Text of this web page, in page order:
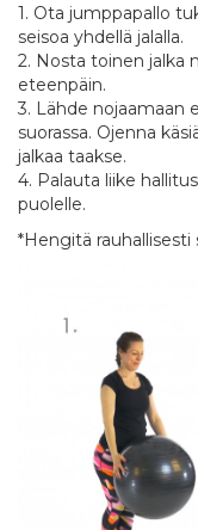
1. Ota jumppapallo
seisoa yhdellä jalalla.
2. Nosta toinen jalka
eteenpäin.
3. Lähde nojaamaan
suorassa. Ojenna
jalkaa taakse.
4. Palauta liike
puolelle.
*Hengitä rauhallisesti